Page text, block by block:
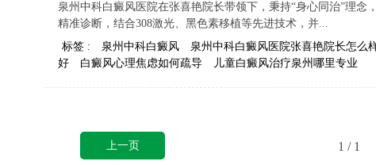
泉州中科白癜风医院在张喜艳院长带领下，秉持“身心同治”理
精准诊断，结合308激光、黑色素移植等先进技术，并...
标签 :
泉州中科白癜风 泉州中科白癜风医院张喜艳院长怎么
好
白癜风心理焦虑如何疏导 儿童白癜风治疗泉州哪里专业
上一页 1 / 1